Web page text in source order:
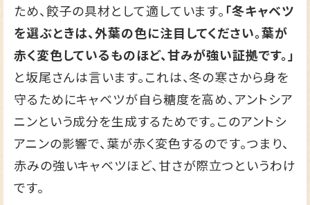
ため、餃子の具材として適しています。「冬キャベツ
を選ぶときは、外葉の色に注目してください。葉が
赤く変色しているものほど、甘みが強い証拠です。」
と坂尾さんは言います。これは、冬の寒さから身を
守るためにキャベツが自ら糖度を高め、アントシア
ニンという成分を生成するためです。このアントシ
アニンの影響で、葉が赤く変色するのです。つまり、
赤みの強いキャベツほど、甘さが際立つというわけ
です。